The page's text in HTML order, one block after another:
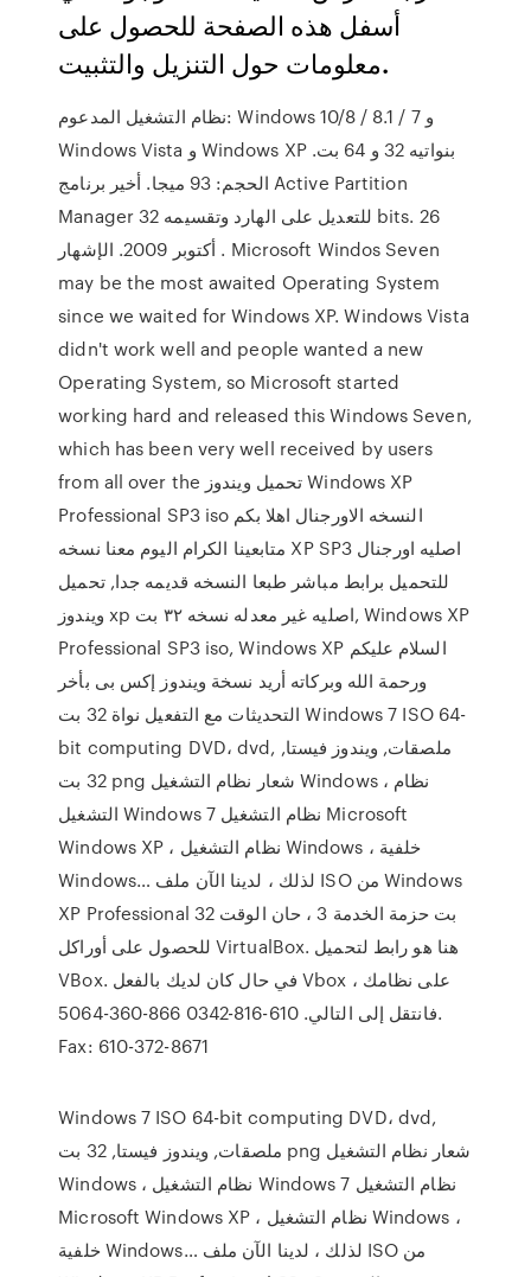
أسفل هذه الصفحة للحصول على
معلومات حول التنزيل والتثبيت.
نظام التشغيل المدعوم: Windows 10/8 / 8.1 / 7 و
Windows Vista و Windows XP بنواتيه 32 و 64 بت.
الحجم: 93 ميجا. أخير برنامج Active Partition
Manager للتعديل على الهارد وتقسيمه 32 bits. 26
أكتوبر 2009. الإشهار . Microsoft Windos Seven
may be the most awaited Operating System
since we waited for Windows XP. Windows Vista
didn't work well and people wanted a new
Operating System, so Microsoft started
working hard and released this Windows Seven,
which has been very well received by users
from all over the تحميل ويندوز Windows XP
Professional SP3 iso النسخه الاورجنال اهلا بكم
متابعينا الكرام اليوم معنا نسخه XP SP3 اصليه اورجنال
للتحميل برابط مباشر طبعا النسخه قديمه جدا, تحميل
ويندوز xp اصليه غير معدله نسخه ٣٢ بت, Windows XP
Professional SP3 iso, Windows XP السلام عليكم
ورحمة الله وبركاته أريد نسخة ويندوز إكس بى بأخر
التحديثات مع التفعيل نواة 32 بت Windows 7 ISO 64-
bit computing DVD، dvd, ملصقات, ويندوز فيستا,
32 بت png شعار نظام التشغيل Windows ، نظام
التشغيل Windows 7 نظام التشغيل Microsoft
Windows XP ، نظام التشغيل Windows ، خلفية
Windows… لذلك ، لدينا الآن ملف ISO من Windows
XP Professional 32 بت حزمة الخدمة 3 ، حان الوقت
للحصول على أوراكل VirtualBox. هنا هو رابط لتحميل
VBox. في حال كان لديك بالفعل Vbox على نظامك ،
فانتقل إلى التالي. 610-816-0342 866-360-5064.
Fax: 610-372-8671
Windows 7 ISO 64-bit computing DVD، dvd,
ملصقات, ويندوز فيستا, 32 بت png شعار نظام التشغيل
Windows ، نظام التشغيل Windows 7 نظام التشغيل
Microsoft Windows XP ، نظام التشغيل Windows ،
خلفية Windows… لذلك ، لدينا الآن ملف ISO من